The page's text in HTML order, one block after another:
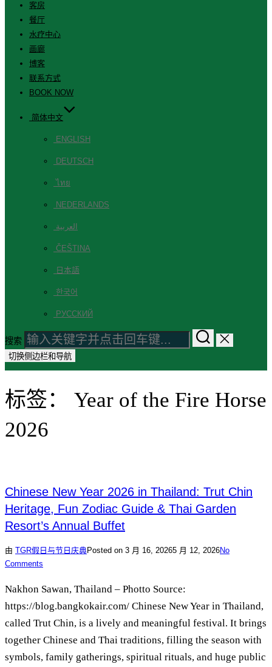
客房
餐厅
水疗中心
画廊
博客
联系方式
BOOK NOW
简体中文
ENGLISH
DEUTSCH
ไทย
NEDERLANDS
العربية
ČEŠTINA
日本語
한국어
РУССКИЙ
搜索
切换侧边栏和导航
标签： Year of the Fire Horse
2026
Chinese New Year 2026 in Thailand: Trut Chin
Heritage, Fun Zodiac Guide & Thai Garden
Resort’s Annual Buffet
由 TGR假日与节日庆典Posted on 3 月 16, 20265 月 12, 2026No
Comments
Nakhon Sawan, Thailand – Photto Source:
https://blog.bangkokair.com/ Chinese New Year in Thailand,
called Trut Chin, is a lively and meaningful festival. It brings
together Chinese and Thai traditions, filling the season with
symbols, family gatherings, spiritual rituals, and huge public